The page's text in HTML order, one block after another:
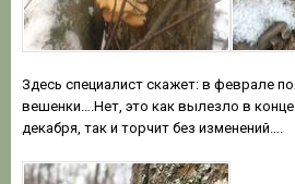
Здесь специалист скажет: в феврале
вешенки….Нет, это как вылезло в
декабря, так и торчит без изменений….